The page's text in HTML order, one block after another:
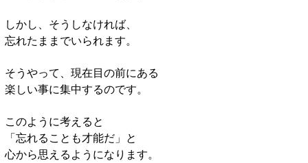
しかし、そうしなければ、
忘れたままでいられます。
そうやって、現在目の前にある
楽しい事に集中するのです。
このように考えると
「忘れることも才能だ」と
心から思えるようになります。